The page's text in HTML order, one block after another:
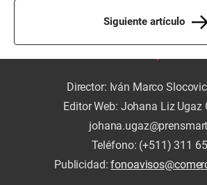
Siguiente artículo
Director: Iván Marco
Editor Web: Johana Liz Ugaz
Teléfono: (+511) 311
Publicidad: